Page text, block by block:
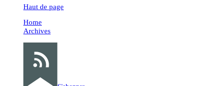
Haut de page
Home
Archives